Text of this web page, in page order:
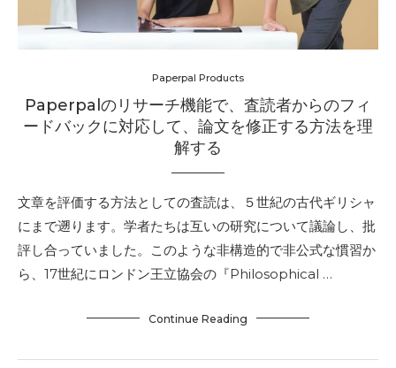
Paperpal Products
Paperpalのリサーチ機能で、査読者からのフィ
ードバックに対応して、論文を修正する方法を理
解する
文章を評価する方法としての査読は、５世紀の古代ギリシャ
にまで遡ります。学者たちは互いの研究について議論し、批
評し合っていました。このような非構造的で非公式な慣習か
ら、17世紀にロンドン王立協会の『Philosophical …
Continue Reading